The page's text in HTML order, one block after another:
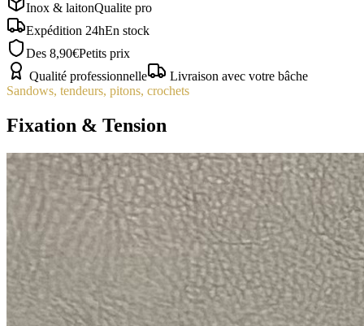
Inox & laitonQualite pro
Expédition 24hEn stock
Des 8,90€Petits prix
Qualité professionnelle
Livraison avec votre bâche
Sandows, tendeurs, pitons, crochets
Fixation & Tension